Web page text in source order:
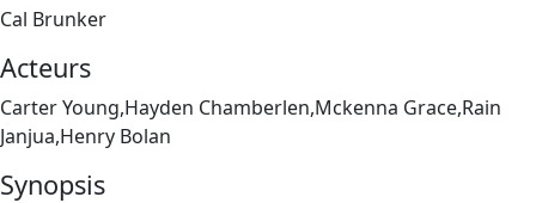
Cal Brunker
Acteurs
Carter Young,Hayden Chamberlen,Mckenna Grace,Rain
Janjua,Henry Bolan
Synopsis